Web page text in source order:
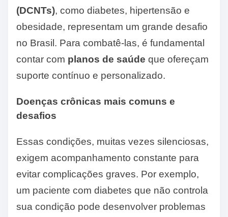
(DCNTs), como diabetes, hipertensão e
obesidade, representam um grande desafio
no Brasil. Para combatê-las, é fundamental
contar com planos de saúde que ofereçam
suporte contínuo e personalizado.
Doenças crônicas mais comuns e
desafios
Essas condições, muitas vezes silenciosas,
exigem acompanhamento constante para
evitar complicações graves. Por exemplo,
um paciente com diabetes que não controla
sua condição pode desenvolver problemas